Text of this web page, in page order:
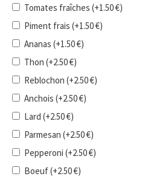
Tomates fraîches (+1.50€)
Piment frais (+1.50€)
Ananas (+1.50€)
Thon (+2.50€)
Reblochon (+2.50€)
Anchois (+2.50€)
Lard (+2.50€)
Parmesan (+2.50€)
Pepperoni (+2.50€)
Boeuf(+2.50€)